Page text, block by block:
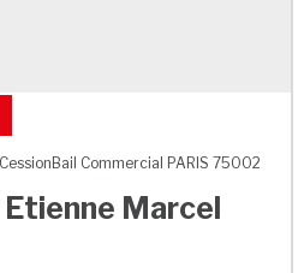
Marcel
Commercial PARIS 75002
Etienne Marcel